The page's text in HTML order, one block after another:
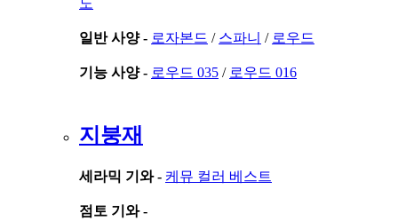
노
일반 사양 - 로자본드 / 스파니 / 로우드
기능 사양 - 로우드 035 / 로우드 016
지붕재
세라믹 기와 - 케뮤 컬러 베스트
점토 기와 -